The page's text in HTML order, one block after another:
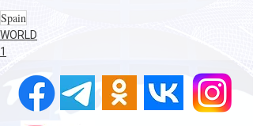
Spain
WORLD
1